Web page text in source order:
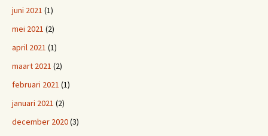
juni 2021 (1)
mei 2021 (2)
april 2021 (1)
maart 2021 (2)
februari 2021 (1)
januari 2021 (2)
december 2020(3)